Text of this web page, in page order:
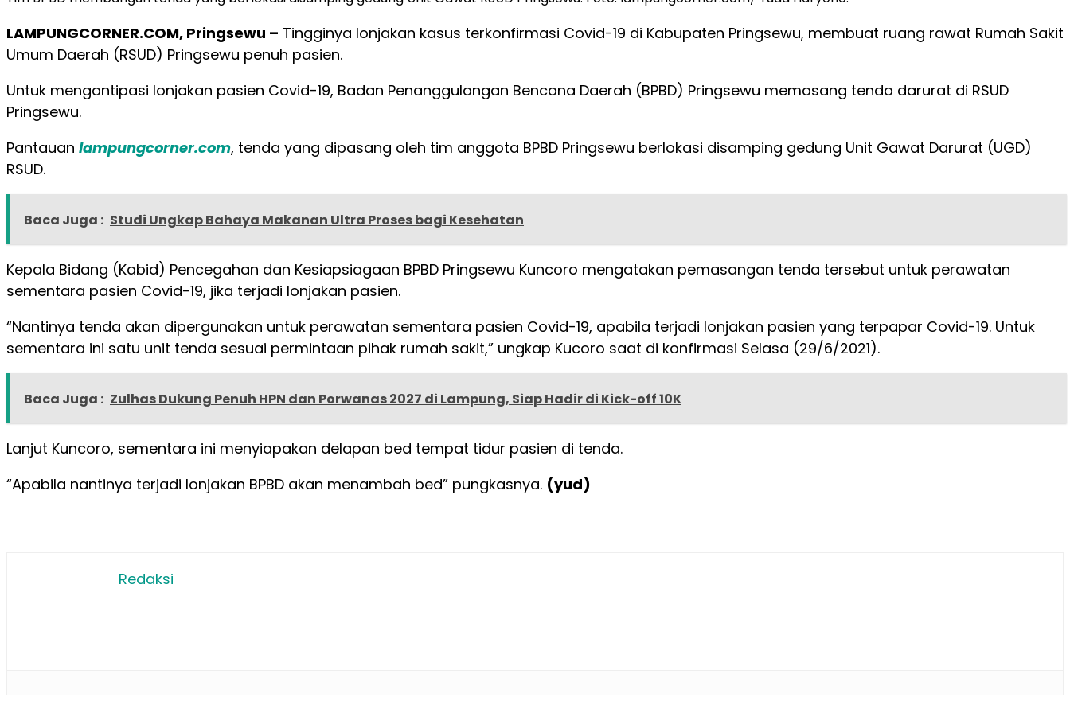
LAMPUNGCORNER.COM, Pringsewu – Tingginya lonjakan kasus terkonfirmasi Covid-19 di Kabupaten Pringsewu, membuat ruang rawat Rumah Sakit
Umum Daerah (RSUD) Pringsewu penuh pasien.
Untuk mengantipasi lonjakan pasien Covid-19, Badan Penanggulangan Bencana Daerah (BPBD) Pringsewu memasang tenda darurat di RSUD
Pringsewu.
Pantauan lampungcorner.com, tenda yang dipasang oleh tim anggota BPBD Pringsewu berlokasi disamping gedung Unit Gawat Darurat (UGD)
RSUD.
Baca Juga : Studi Ungkap Bahaya Makanan Ultra Proses bagi Kesehatan
Kepala Bidang (Kabid) Pencegahan dan Kesiapsiagaan BPBD Pringsewu Kuncoro mengatakan pemasangan tenda tersebut untuk perawatan
sementara pasien Covid-19, jika terjadi lonjakan pasien.
“Nantinya tenda akan dipergunakan untuk perawatan sementara pasien Covid-19, apabila terjadi lonjakan pasien yang terpapar Covid-19. Untuk
sementara ini satu unit tenda sesuai permintaan pihak rumah sakit,” ungkap Kucoro saat di konfirmasi Selasa (29/6/2021).
Baca Juga : Zulhas Dukung Penuh HPN dan Porwanas 2027 di Lampung, Siap Hadir di Kick-off 10K
Lanjut Kuncoro, sementara ini menyiapakan delapan bed tempat tidur pasien di tenda.
“Apabila nantinya terjadi lonjakan BPBD akan menambah bed” pungkasnya. (yud)
Redaksi